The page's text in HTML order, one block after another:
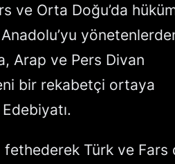
ve Orta Doğu’da
Arap ve Pers Divan
bir rekabetçi ortaya
Edebiyatı.
fethederek Türk ve Fars